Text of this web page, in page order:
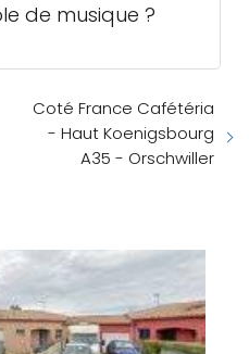
de musique ?
Coté France Cafétéria
- Haut Koenigsbourg
A35 - Orschwiller